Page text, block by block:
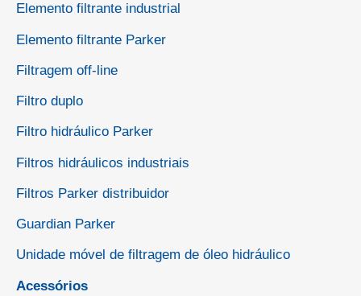
Elemento filtrante industrial
Elemento filtrante Parker
Filtragem off-line
Filtro duplo
Filtro hidráulico Parker
Filtros hidráulicos industriais
Filtros Parker distribuidor
Guardian Parker
Unidade móvel de filtragem de óleo hidráulico
Acessórios